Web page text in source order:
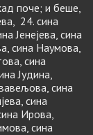
поче; и беше,
24. сина
Јенејева, сина
сина Наумова,
сина
Јудина,
сина
сина
Ирова,
сина